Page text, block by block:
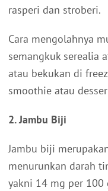
rasperi dan stroberi.
Cara mengolahnya
semangkuk serealia
atau bekukan di
smoothie atau
2. Jambu Biji
Jambu biji
menurunkan darah
yakni 14 mg per 100